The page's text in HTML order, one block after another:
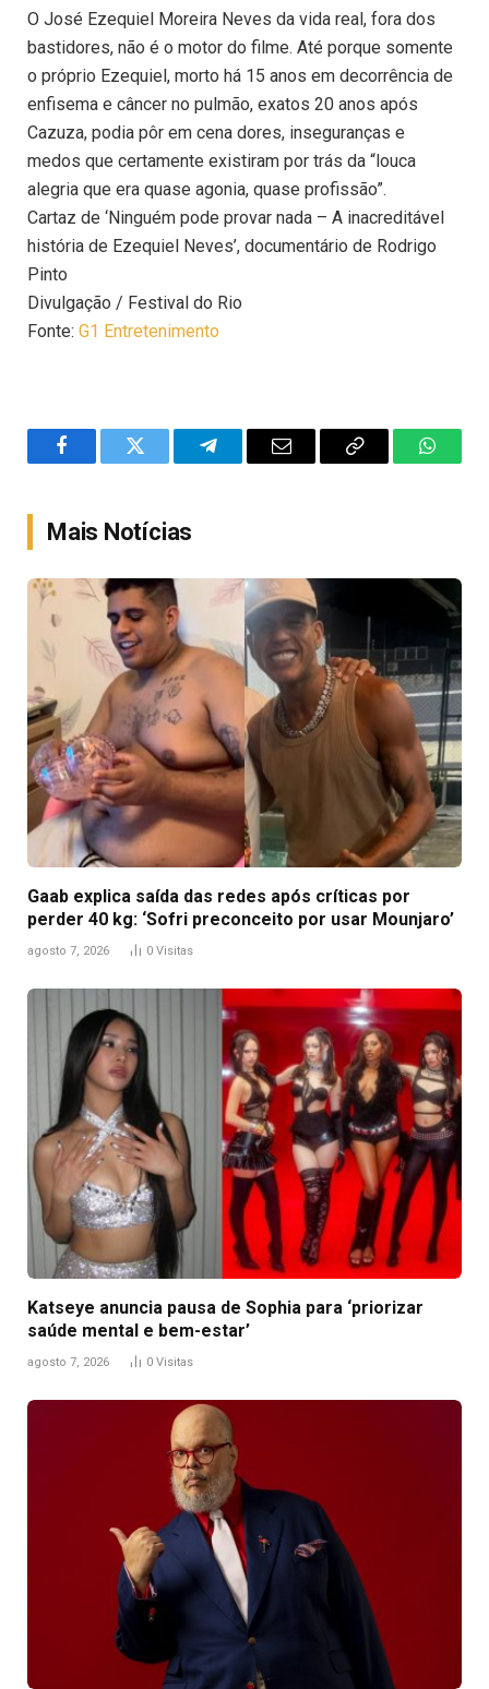
O José Ezequiel Moreira Neves da vida real, fora dos
bastidores, não é o motor do filme. Até porque somente
o próprio Ezequiel, morto há 15 anos em decorrência de
enfisema e câncer no pulmão, exatos 20 anos após
Cazuza, podia pôr em cena dores, inseguranças e
medos que certamente existiram por trás da “louca
alegria que era quase agonia, quase profissão”.
Cartaz de ‘Ninguém pode provar nada – A inacreditável
história de Ezequiel Neves’, documentário de Rodrigo
Pinto
Divulgação / Festival do Rio
Fonte: G1 Entretenimento
FacebookTwitter TelegramEmail
Copy
Mais Notícias
Gaab explica saída das redes após críticas por
perder 40 kg: ‘Sofri preconceito por usar Mounjaro’
agosto 7, 2026 0 Visitas
Katseye anuncia pausa de Sophia para ‘priorizar
saúde mental e bem-estar’
agosto 7, 2026 0 Visitas